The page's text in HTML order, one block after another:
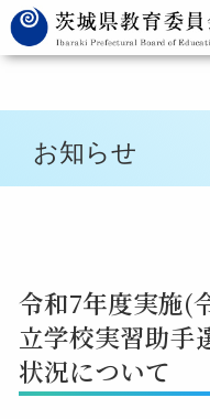
お知らせ
令和7年度実施(
立学校実習助手
状況について